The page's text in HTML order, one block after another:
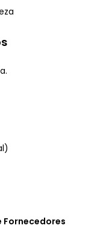
Fornecedores